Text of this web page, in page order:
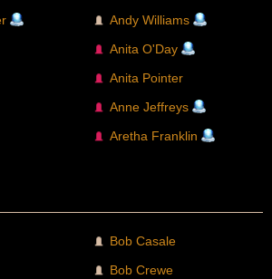
Andy Williams
Anita O'Day
Anita Pointer
Anne Jeffreys
Aretha Franklin
Bob Casale
Bob Crewe